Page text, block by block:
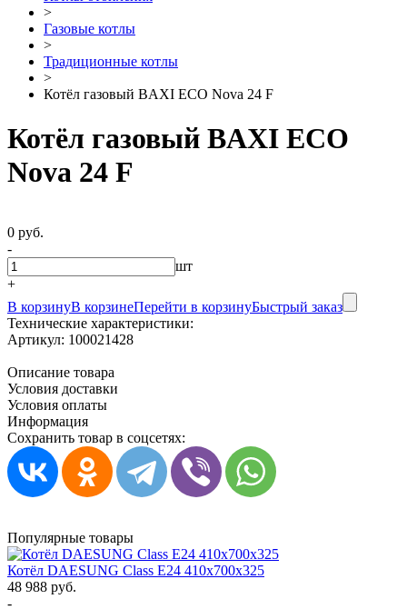
>
Газовые котлы
>
Традиционные котлы
>
Котёл газовый BAXI ECO Nova 24 F
Котёл газовый BAXI ECO
Nova 24 F
0 руб.
-
шт
+
В корзинуВ корзинеПерейти в корзинуБыстрый заказ
Технические характеристики:
Артикул: 100021428
Описание товара
Условия доставки
Условия оплаты
Информация
Сохранить товар в соцсетях:
Популярные товары
Котёл DAESUNG Class E24 410х700х325
48 988 руб.
-